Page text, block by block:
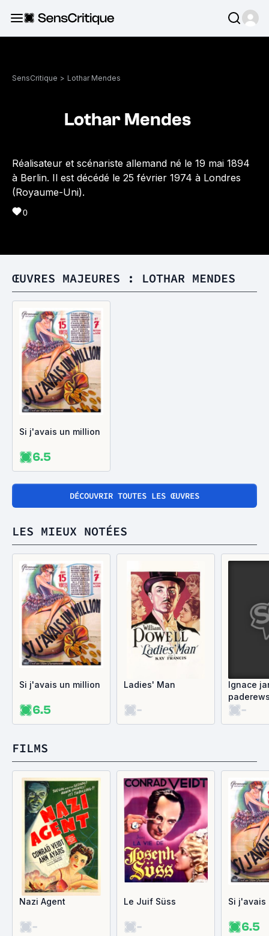
SensCritique > Lothar Mendes
Lothar Mendes
Réalisateur et scénariste allemand né le 19 mai 1894
à Berlin. Il est décédé le 25 février 1974 à Londres
(Royaume-Uni).
0
ŒUVRES MAJEURES : LOTHAR MENDES
Si j'avais un million
6.5
DÉCOUVRIR TOUTES LES ŒUVRES
LES MIEUX NOTÉES
Si j'avais un million
6.5
Ladies' Man
-
Ignace
-
FILMS
Nazi Agent
-
Le Juif Süss
-
Si j'avais
6.5